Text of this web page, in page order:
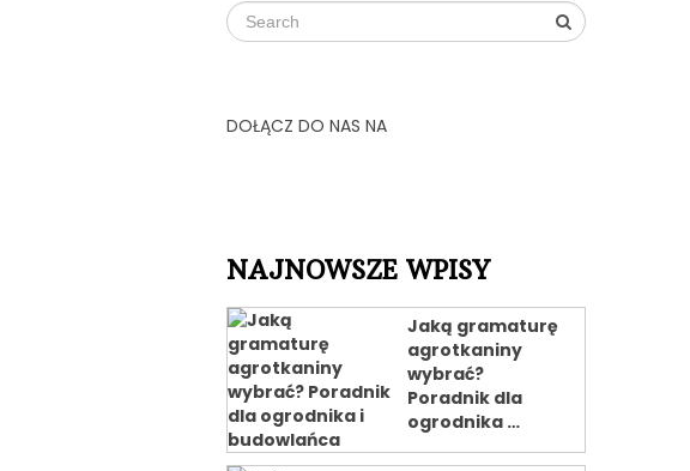
DOŁĄCZ DO NAS NA
NAJNOWSZE WPISY
Jaką gramaturę
agrotkaniny
wybrać?
Poradnik dla
ogrodnika …